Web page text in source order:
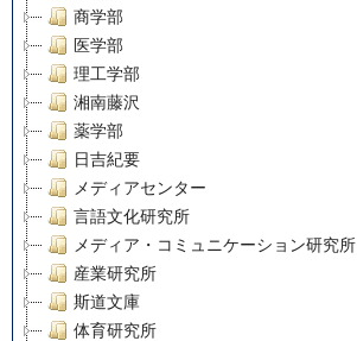
商学部
医学部
理工学部
湘南藤沢
薬学部
日吉紀要
メディアセンター
言語文化研究所
メディア・コミュニケーション研究所
産業研究所
斯道文庫
体育研究所